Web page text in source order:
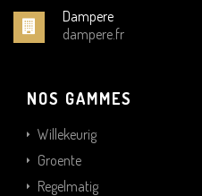
Dampere
dampere.fr
NOS GAMMES
Willekeurig
Groente
Regelmatig